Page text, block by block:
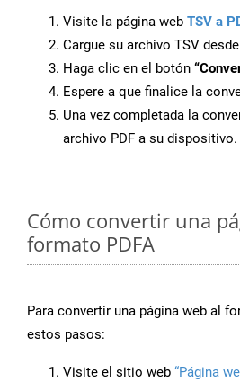
Visite la página web TSV a
Cargue su archivo TSV
Haga clic en el botón
Espere a que finalice la
Una vez completada la
archivo PDF a su dispositivo.
Cómo convertir una
formato PDFA
Para convertir una página web al
estos pasos:
Visite el sitio web “Página